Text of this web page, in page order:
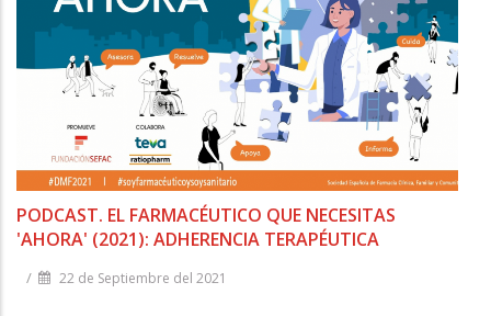
PODCAST. EL FARMACÉUTICO QUE NECESITAS
'AHORA' (2021): ADHERENCIA TERAPÉUTICA
/ 22 de Septiembre del 2021